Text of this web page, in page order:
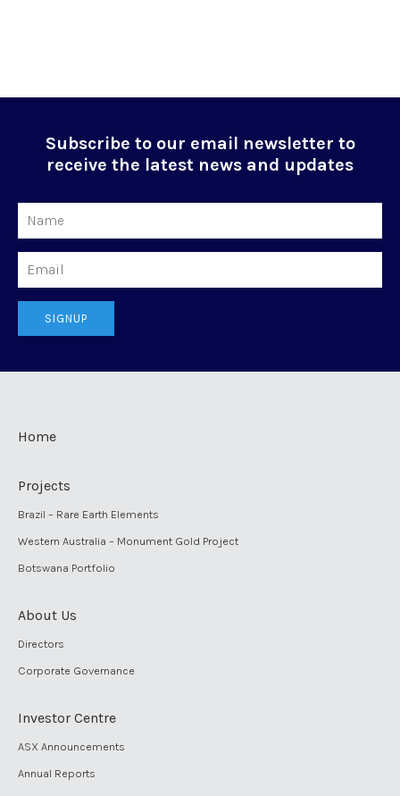
Subscribe to our email newsletter to
receive the latest news and updates
SIGNUP
Home
Projects
Brazil – Rare Earth Elements
Western Australia – Monument Gold Project
Botswana Portfolio
About Us
Directors
Corporate Governance
Investor Centre
ASX Announcements
Annual Reports